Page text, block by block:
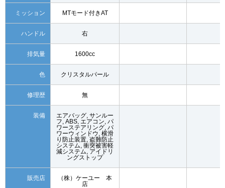
ミッション MTモード付きAT
ハンドル 右
排気量 1600cc
色 クリスタルパール
修理歴 無
装備
エアバッグ, サンルー
フ, ABS, エアコン, パ
ワーステアリング, パ
ワーウィンドウ, 横滑
り防止装置, 盗難防止
システム, 衝突被害軽
減システム, アイドリ
ングストップ
販売店
（株）ケーユー 本
店